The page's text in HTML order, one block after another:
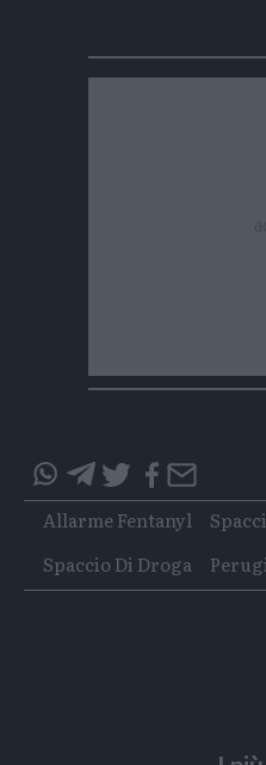
questo
articolo
su
Whatsapp
questo
articolo
Telegram
Tags
Allarme Fentanyl
Spaccio Di Droga